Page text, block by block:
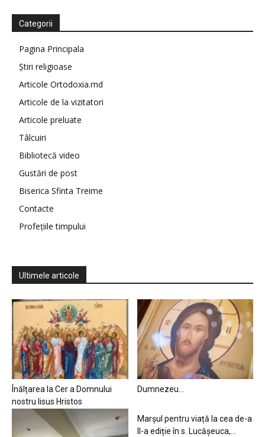
Categorii
Pagina Principala
Știri religioase
Articole Ortodoxia.md
Articole de la vizitatori
Articole preluate
Tâlcuiri
Bibliotecă video
Gustări de post
Biserica Sfinta Treime
Contacte
Profețiile timpului
Ultimele articole
Înălțarea la Cer a Domnului
nostru Iisus Hristos
Dumnezeu…
Marșul pentru viață la cea de-a
II-a ediție în s. Lucășeuca,...